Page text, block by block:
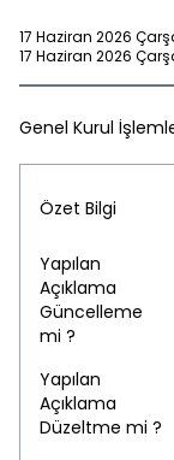
17 Haziran 2026
17 Haziran 2026
Genel Kurul
Özet Bilgi
Yapılan
Açıklama
Güncelleme
mi ?
Yapılan
Açıklama
Düzeltme mi ?